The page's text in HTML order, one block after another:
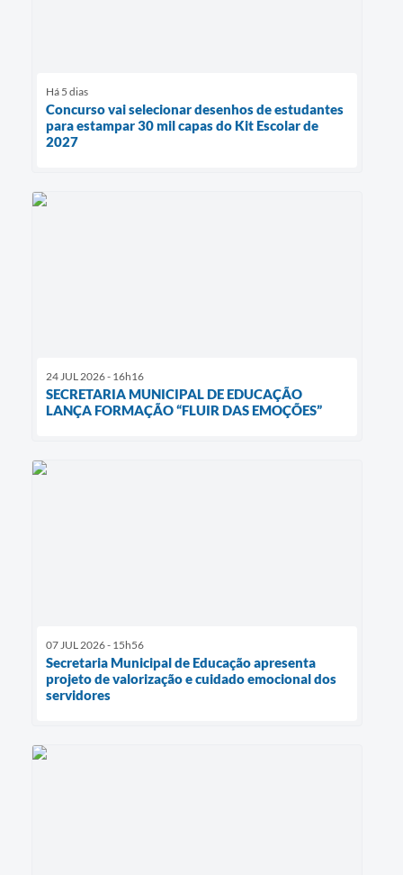
Há 5 dias
Concurso vai selecionar desenhos de estudantes
para estampar 30 mil capas do Kit Escolar de
2027
24 JUL 2026 - 16h16
SECRETARIA MUNICIPAL DE EDUCAÇÃO
LANÇA FORMAÇÃO “FLUIR DAS EMOÇÕES”
07 JUL 2026 - 15h56
Secretaria Municipal de Educação apresenta
projeto de valorização e cuidado emocional dos
servidores